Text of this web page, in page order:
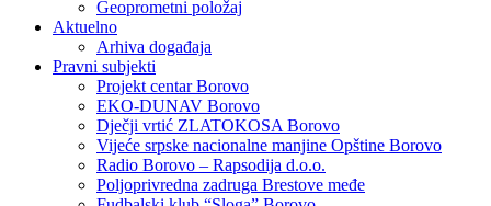
Geoprometni položaj
Aktuelno
Arhiva događaja
Pravni subjekti
Projekt centar Borovo
EKO-DUNAV Borovo
Dječji vrtić ZLATOKOSA Borovo
Vijeće srpske nacionalne manjine Opštine Borovo
Radio Borovo – Rapsodija d.o.o.
Poljoprivredna zadruga Brestove međe